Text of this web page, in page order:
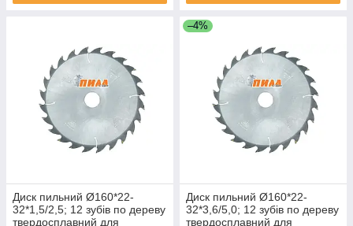
Диск пильний Ø160*22-
32*1,5/2,5; 12 зубів по дереву
твердосплавний для
–4%
Диск пильний Ø160*22-
32*3,6/5,0; 12 зубів по дереву
твердосплавний для